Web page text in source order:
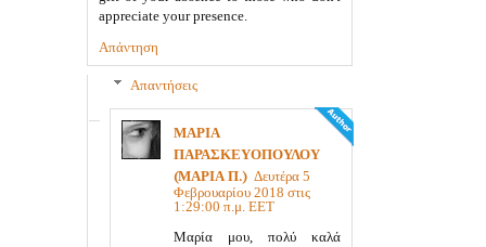
appreciate your presence.
Απάντηση
Απαντήσεις
ΜΑΡΙΑ
ΠΑΡΑΣΚΕΥΟΠΟΥΛΟΥ
(ΜΑΡΙΑ Π.) Δευτέρα 5
Φεβρουαρίου 2018 στις
1:29:00 π.μ. EET
Μαρία μου, πολύ καλά